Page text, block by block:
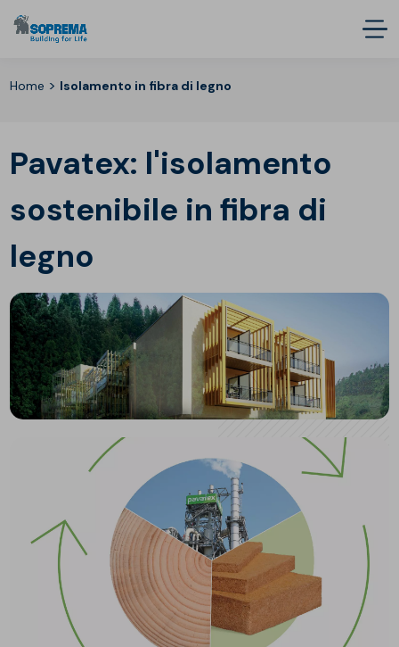
Home > Isolamento in fibra di legno
Pavatex: l'isolamento
sostenibile in fibra di
legno